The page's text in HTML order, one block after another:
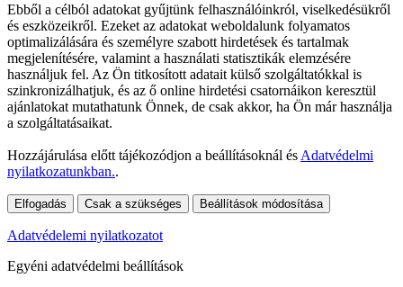
Ebből a célból adatokat gyűjtünk felhasználóinkról, viselkedésükről
és eszközeikről. Ezeket az adatokat weboldalunk folyamatos
optimalizálására és személyre szabott hirdetések és tartalmak
megjelenítésére, valamint a használati statisztikák elemzésére
használjuk fel. Az Ön titkosított adatait külső szolgáltatókkal is
szinkronizálhatjuk, és az ő online hirdetési csatornáikon keresztül
ajánlatokat mutathatunk Önnek, de csak akkor, ha Ön már használja
a szolgáltatásaikat.
Hozzájárulása előtt tájékozódjon a beállításoknál és Adatvédelmi
nyilatkozatunkban..
Elfogadás Csak a szükséges Beállítások módosítása
Adatvédelemi nyilatkozatot
Egyéni adatvédelmi beállítások